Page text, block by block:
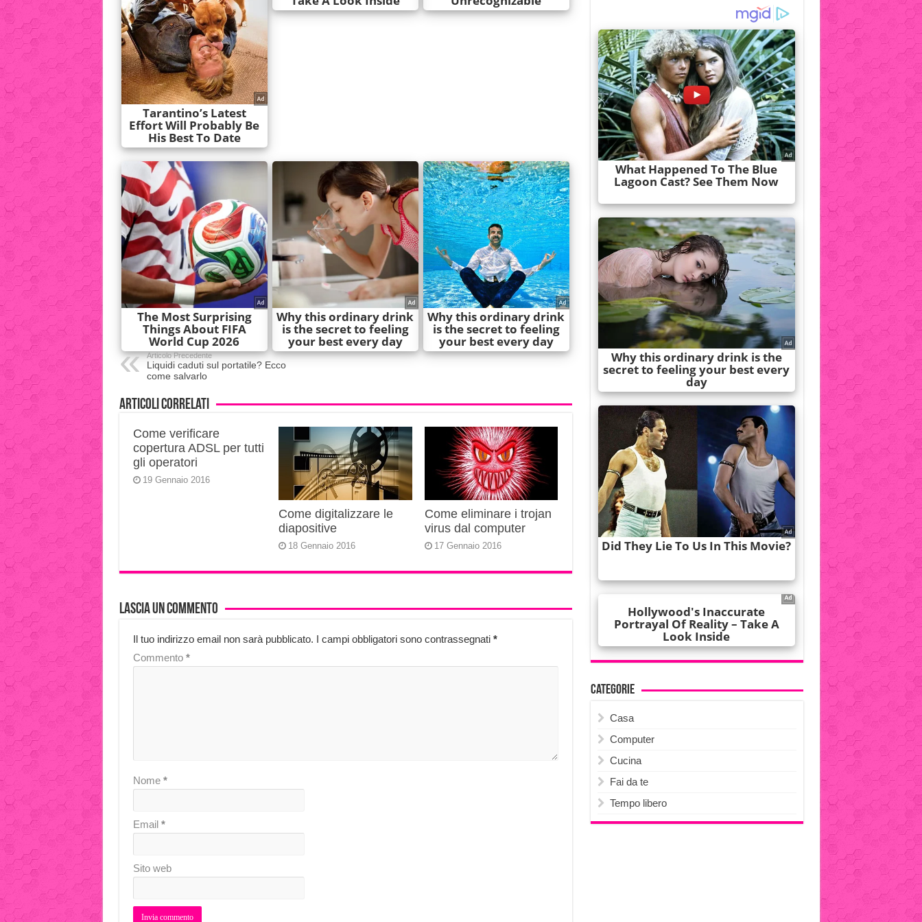
Articolo Precedente
Liquidi caduti sul portatile? Ecco
come salvarlo
Articoli correlati
Come verificare
copertura ADSL per tutti
gli operatori
19 Gennaio 2016
Come digitalizzare le
diapositive
18 Gennaio 2016
Come eliminare i trojan
virus dal computer
17 Gennaio 2016
Lascia un commento
Il tuo indirizzo email non sarà pubblicato. I campi obbligatori sono contrassegnati *
Commento *
Nome *
Email *
Sito web
Categorie
Casa
Computer
Cucina
Fai da te
Tempo libero